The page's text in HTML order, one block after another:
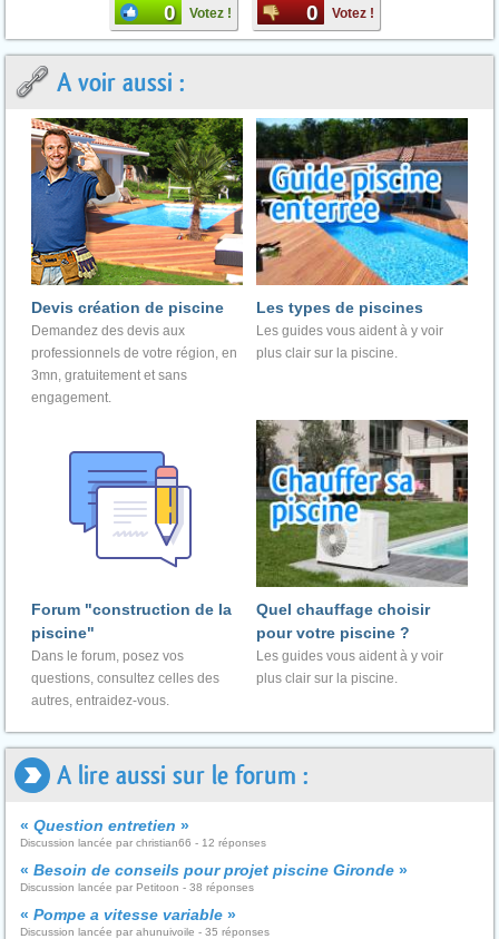
0 Votez ! 0 Votez !
A voir aussi :
Devis création de piscine
Demandez des devis aux
professionnels de votre région, en
3mn, gratuitement et sans
engagement.
Les types de piscines
Les guides vous aident à y voir
plus clair sur la piscine.
Forum "construction de la
piscine"
Dans le forum, posez vos
questions, consultez celles des
autres, entraidez-vous.
Quel chauffage choisir
pour votre piscine ?
Les guides vous aident à y voir
plus clair sur la piscine.
A lire aussi sur le forum :
« Question entretien »
Discussion lancée par christian66 - 12 réponses
« Besoin de conseils pour projet piscine Gironde »
Discussion lancée par Petitoon - 38 réponses
« Pompe a vitesse variable »
Discussion lancée par ahunuivoile - 35 réponses